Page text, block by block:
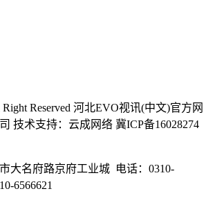
Reserved 河北EVO视讯(中文)官方网
技术支持：云成网络 冀ICP备16028274
大名府路京府工业城 电话：0310-
6566621